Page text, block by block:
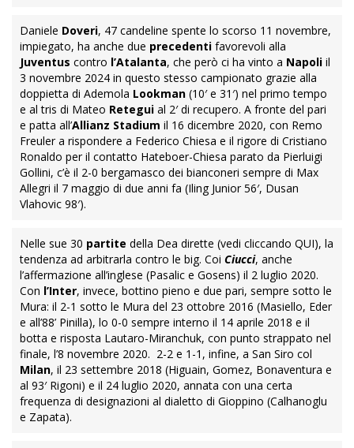
Daniele Doveri, 47 candeline spente lo scorso 11 novembre,
impiegato, ha anche due precedenti favorevoli alla
Juventus contro l’Atalanta, che però ci ha vinto a Napoli il
3 novembre 2024 in questo stesso campionato grazie alla
doppietta di Ademola Lookman (10′ e 31′) nel primo tempo
e al tris di Mateo Retegui al 2′ di recupero. A fronte del pari
e patta all’Allianz Stadium il 16 dicembre 2020, con Remo
Freuler a rispondere a Federico Chiesa e il rigore di Cristiano
Ronaldo per il contatto Hateboer-Chiesa parato da Pierluigi
Gollini, c’è il 2-0 bergamasco dei bianconeri sempre di Max
Allegri il 7 maggio di due anni fa (Iling Junior 56′, Dusan
Vlahovic 98′).
Nelle sue 30 partite della Dea dirette (vedi cliccando QUI), la
tendenza ad arbitrarla contro le big. Coi Ciucci, anche
l’affermazione all’inglese (Pasalic e Gosens) il 2 luglio 2020.
Con l’Inter, invece, bottino pieno e due pari, sempre sotto le
Mura: il 2-1 sotto le Mura del 23 ottobre 2016 (Masiello, Eder
e all’88’ Pinilla), lo 0-0 sempre interno il 14 aprile 2018 e il
botta e risposta Lautaro-Miranchuk, con punto strappato nel
finale, l’8 novembre 2020. 2-2 e 1-1, infine, a San Siro col
Milan, il 23 settembre 2018 (Higuain, Gomez, Bonaventura e
al 93′ Rigoni) e il 24 luglio 2020, annata con una certa
frequenza di designazioni al dialetto di Gioppino (Calhanoglu
e Zapata).